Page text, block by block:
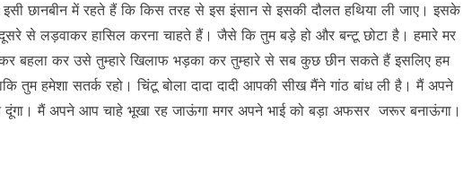
इसी छानबीन में रहते हैं कि किस तरह से इस इंसान से इसकी दौलत हथिया ली जाए। इसके
से लड़वाकर हासिल करना चाहते हैं। जैसे कि तुम बड़े हो और बन्टू छोटा है। हमारे मर
बहला कर उसे तुम्हारे खिलाफ भड़का कर तुम्हारे से सब कुछ छीन सकते हैं इसलिए हम
तुम हमेशा सतर्क रहो। चिंटू बोला दादा दादी आपकी सीख मैंने गांठ बांध ली है। मैं अपने
दूंगा। मैं अपने आप चाहे भूखा रह जाऊंगा मगर अपने भाई को बड़ा अफसर जरूर बनाऊंगा।